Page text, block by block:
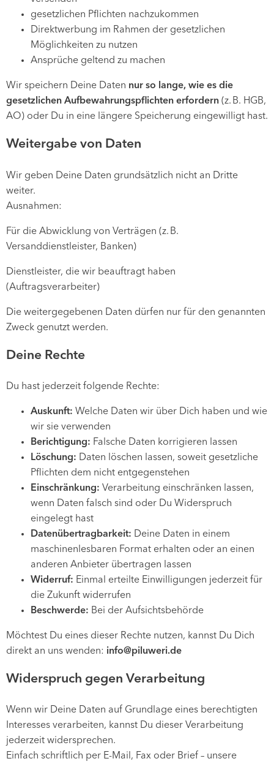
gesetzlichen Pflichten nachzukommen
Direktwerbung im Rahmen der gesetzlichen
Möglichkeiten zu nutzen
Ansprüche geltend zu machen
Wir speichern Deine Daten nur so lange, wie es die
gesetzlichen Aufbewahrungspflichten erfordern (z. B. HGB,
AO) oder Du in eine längere Speicherung eingewilligt hast.
Weitergabe von Daten
Wir geben Deine Daten grundsätzlich nicht an Dritte
weiter.
Ausnahmen:
Für die Abwicklung von Verträgen (z. B.
Versanddienstleister, Banken)
Dienstleister, die wir beauftragt haben
(Auftragsverarbeiter)
Die weitergegebenen Daten dürfen nur für den genannten
Zweck genutzt werden.
Deine Rechte
Du hast jederzeit folgende Rechte:
Auskunft: Welche Daten wir über Dich haben und wie
wir sie verwenden
Berichtigung: Falsche Daten korrigieren lassen
Löschung: Daten löschen lassen, soweit gesetzliche
Pflichten dem nicht entgegenstehen
Einschränkung: Verarbeitung einschränken lassen,
wenn Daten falsch sind oder Du Widerspruch
eingelegt hast
Datenübertragbarkeit: Deine Daten in einem
maschinenlesbaren Format erhalten oder an einen
anderen Anbieter übertragen lassen
Widerruf: Einmal erteilte Einwilligungen jederzeit für
die Zukunft widerrufen
Beschwerde: Bei der Aufsichtsbehörde
Möchtest Du eines dieser Rechte nutzen, kannst Du Dich
direkt an uns wenden: info@piluweri.de
Widerspruch gegen Verarbeitung
Wenn wir Deine Daten auf Grundlage eines berechtigten
Interesses verarbeiten, kannst Du dieser Verarbeitung
jederzeit widersprechen.
Einfach schriftlich per E-Mail, Fax oder Brief – unsere